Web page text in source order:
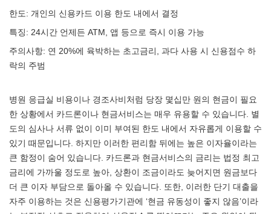
한도: 개인의 신용카드 이용 한도 내에서 결정
특징: 24시간 언제든 ATM, 앱 등으로 즉시 이용 가능
주의사항: 연 20%에 육박하는 초고금리, 과다 사용 시 신용점수 하
락의 주범
병원 응급실 비용이나 경조사비처럼 당장 몇십만 원의 현금이 필요
한 상황에서 카드론이나 현금서비스는 매우 유용할 수 있습니다. 별
도의 심사나 서류 없이 이미 부여된 한도 내에서 자유롭게 이용할 수
있기 때문입니다. 하지만 이러한 편리함 뒤에는 높은 이자율이라는
큰 함정이 숨어 있습니다. 카드론과 현금서비스의 금리는 법정 최고
금리에 가까울 정도로 높아, 상환이 조금이라도 늦어지면 원금보다
더 큰 이자 부담으로 돌아올 수 있습니다. 또한, 이러한 단기 대출을
자주 이용하는 것은 신용평가기관에 ‘현금 유동성이 좋지 않음’이라